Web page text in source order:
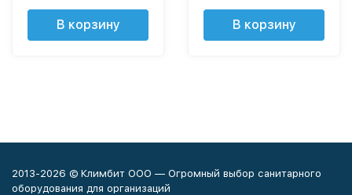
В корзину В корзину
2013-2026 © Климбит ООО — Огромный выбор санитарного
оборудования для организаций